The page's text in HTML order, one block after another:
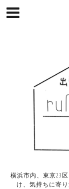
横浜市内、東京23
け、気持ちに寄